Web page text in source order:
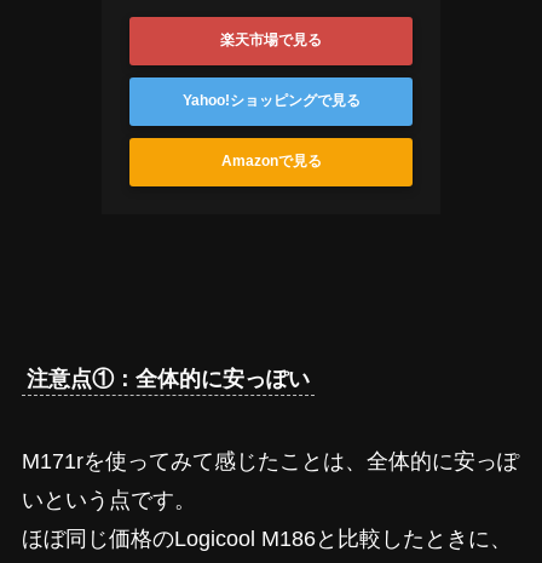
楽天市場で見る
Yahoo!ショッピングで見る
Amazonで見る
注意点①：全体的に安っぽい
M171rを使ってみて感じたことは、全体的に安っぽ
いという点です。
ほぼ同じ価格のLogicool M186と比較したときに、